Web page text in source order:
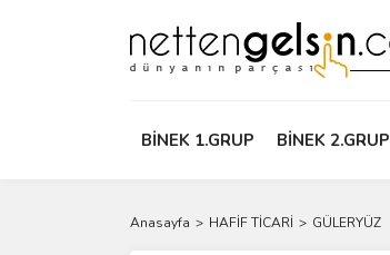
BİNEK 1.GRUP BİNEK 2.GRUP
Anasayfa HAFİF TİCARİ GÜLERYÜZ